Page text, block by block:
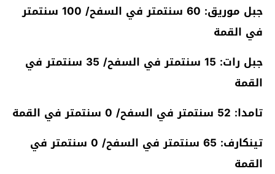
جبل موريق: 60 سنتمتر في السفح/ 100 سنتمتر
في القمة
جبل رات: 15 سنتمتر في السفح/ 35 سنتمتر في
القمة
تامدا: 52 سنتمتر في السفح/ 0 سنتمتر في القمة
تينكارف: 65 سنتمتر في السفح/ 0 سنتمتر في
القمة